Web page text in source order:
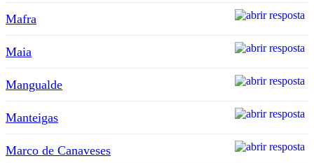
Mafra
Maia
Mangualde
Manteigas
Marco de Canaveses